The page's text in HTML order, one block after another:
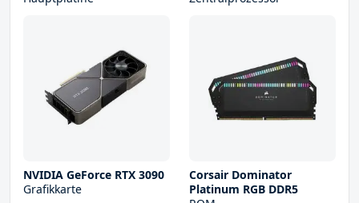
NVIDIA GeForce RTX 3090
Grafikkarte
Corsair Dominator
Platinum RGB DDR5